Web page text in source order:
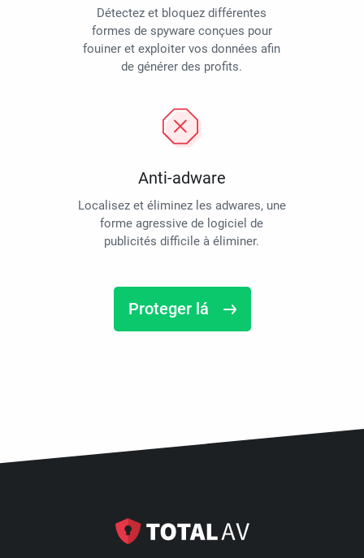
Détectez et bloquez différentes
formes de spyware conçues pour
fouiner et exploiter vos données afin
de générer des profits.
Anti-adware
Localisez et éliminez les adwares, une
forme agressive de logiciel de
publicités difficile à éliminer.
Proteger lá